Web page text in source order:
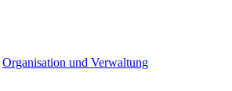
Organisation und Verwaltung